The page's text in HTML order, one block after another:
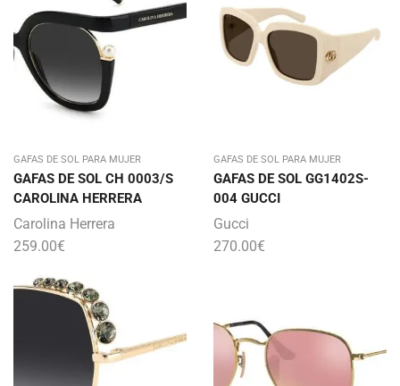
GAFAS DE SOL PARA MUJER
GAFAS DE SOL CH 0003/S
CAROLINA HERRERA
Carolina Herrera
259.00€
GAFAS DE SOL PARA MUJER
GAFAS DE SOL GG1402S-
004 GUCCI
Gucci
270.00€